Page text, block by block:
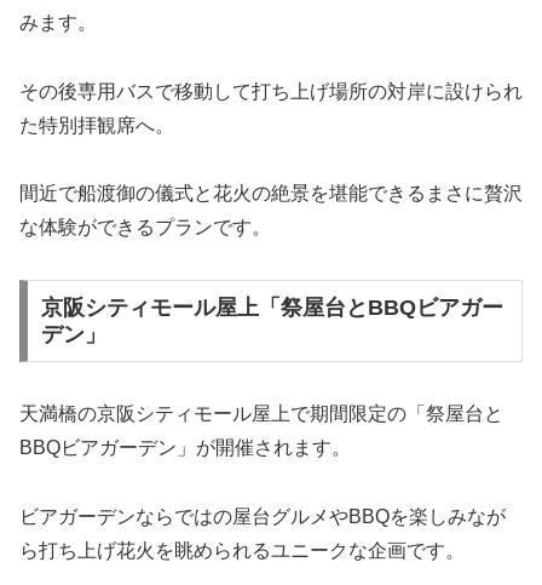
みます。
その後専用バスで移動して打ち上げ場所の対岸に設けられ
た特別拝観席へ。
間近で船渡御の儀式と花火の絶景を堪能できるまさに贅沢
な体験ができるプランです。
京阪シティモール屋上「祭屋台とBBQビアガー
デン」
天満橋の京阪シティモール屋上で期間限定の「祭屋台と
BBQビアガーデン」が開催されます。
ビアガーデンならではの屋台グルメやBBQを楽しみなが
ら打ち上げ花火を眺められるユニークな企画です。